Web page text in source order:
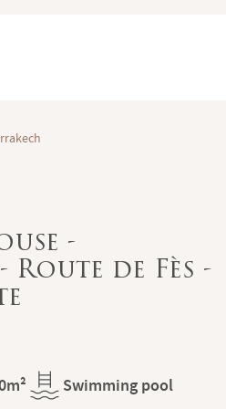
-
de Fès -
Swimming pool